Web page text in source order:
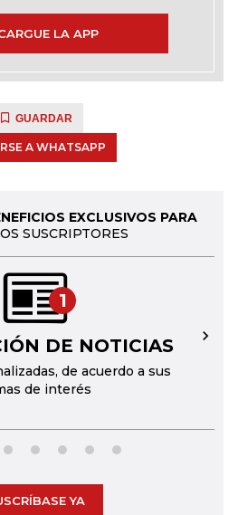
LA APP
GUARDAR
A WHATSAPP
EXCLUSIVOS PARA
SUSCRIPTORES
1
DE NOTICIAS
de acuerdo a sus
de interés
→
YA